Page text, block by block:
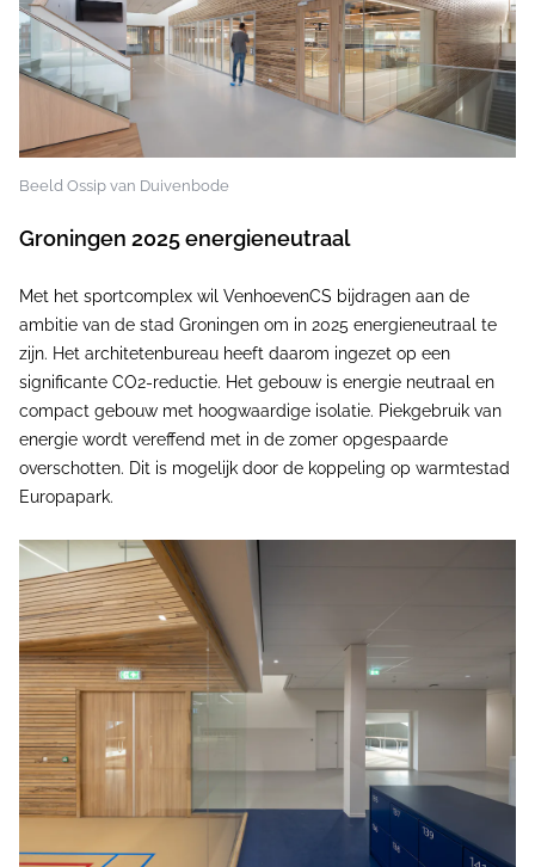
Beeld Ossip van Duivenbode
Groningen 2025 energieneutraal
Met het sportcomplex wil VenhoevenCS bijdragen aan de
ambitie van de stad Groningen om in 2025 energieneutraal te
zijn. Het architetenbureau heeft daarom ingezet op een
significante CO2-reductie. Het gebouw is energie neutraal en
compact gebouw met hoogwaardige isolatie. Piekgebruik van
energie wordt vereffend met in de zomer opgespaarde
overschotten. Dit is mogelijk door de koppeling op warmtestad
Europapark.